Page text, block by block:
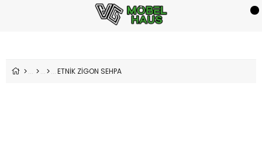
ETNİK ZİGON SEHPA